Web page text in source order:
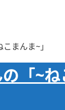
まんま~」
「~ね